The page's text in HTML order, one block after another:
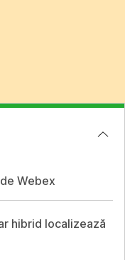
Webex
hibrid localizează